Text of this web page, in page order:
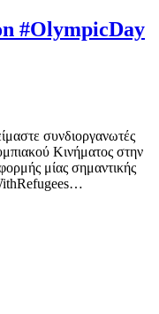
#OlympicDay
συνδιοργανωτές
Κινήματος στην
μίας σημαντικής